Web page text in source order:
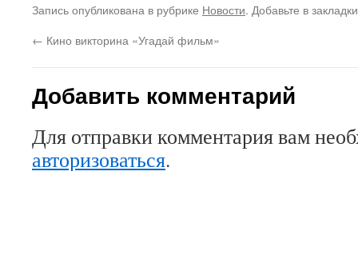
Запись опубликована в рубрике Новости. Добавьте в
← Кино викторина «Угадай фильм»
Добавить комментарий
Для отправки комментария вам
авторизоваться.